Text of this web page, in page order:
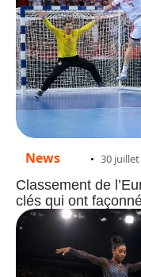
News 30 juillet
Classement de
clés qui ont